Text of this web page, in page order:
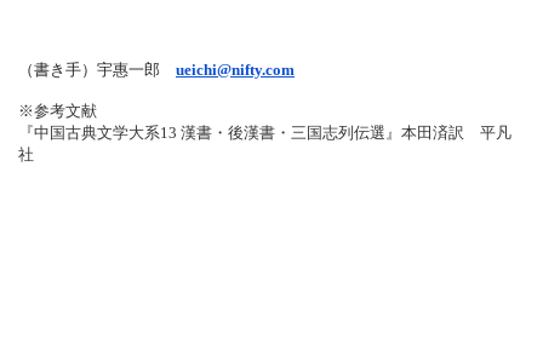
（書き手）宇惠一郎 ueichi@nifty.com
※参考文献
『中国古典文学大系13 漢書・後漢書・三国志列伝選』本田済訳 平凡
社